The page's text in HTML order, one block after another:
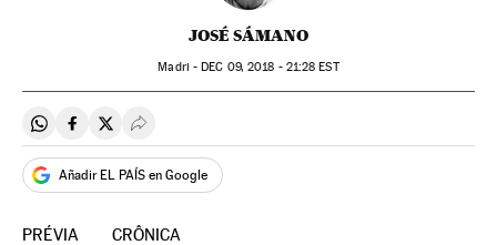
JOSÉ SÁMANO
Madri -DEC 09, 2018 - 21:28 EST
Compartir en Whatsapp
Compartir en Facebook
Compartir en Twitter
Desplegar Redes Sociales
Añadir EL PAÍS en Google
PRÉVIA CRÔNICA